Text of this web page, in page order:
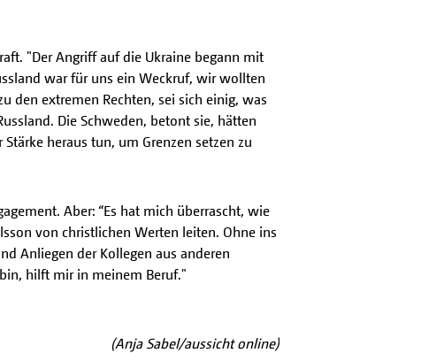
"Der Angriff auf die Ukraine begann mit
war für uns ein Weckruf, wir wollten
den extremen Rechten, sei sich einig, was
Die Schweden, betont sie, hätten
heraus tun, um Grenzen setzen zu
Aber: “Es hat mich überrascht, wie
von christlichen Werten leiten. Ohne ins
Anliegen der Kollegen aus anderen
hilft mir in meinem Beruf."
(Anja Sabel/aussicht online)